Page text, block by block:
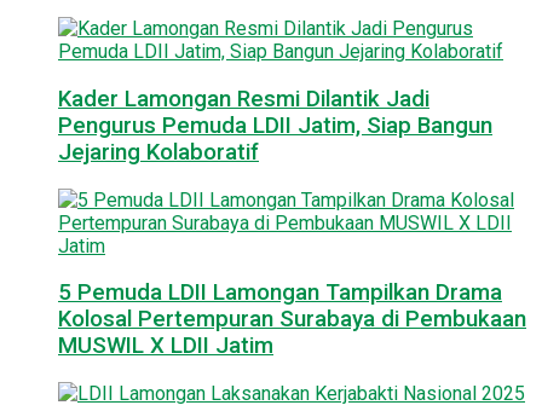
Kader Lamongan Resmi Dilantik Jadi
Pengurus Pemuda LDII Jatim, Siap Bangun
Jejaring Kolaboratif
5 Pemuda LDII Lamongan Tampilkan Drama
Kolosal Pertempuran Surabaya di Pembukaan
MUSWIL X LDII Jatim